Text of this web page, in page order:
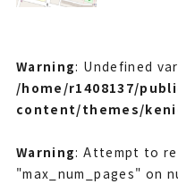
Warning: Undefined
/home/r1408137/
content/themes/
Warning: Attempt to
"max_num_pages" on